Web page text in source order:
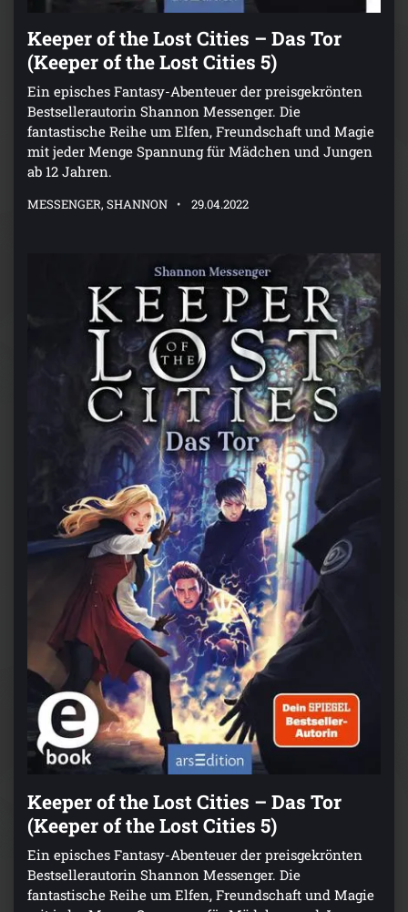
Keeper of the Lost Cities – Das Tor
(Keeper of the Lost Cities 5)
Ein episches Fantasy-Abenteuer der preisgekrönten
Bestsellerautorin Shannon Messenger. Die
fantastische Reihe um Elfen, Freundschaft und Magie
mit jeder Menge Spannung für Mädchen und Jungen
ab 12 Jahren.
MESSENGER, SHANNON 29.04.2022
Keeper of the Lost Cities – Das Tor
(Keeper of the Lost Cities 5)
Ein episches Fantasy-Abenteuer der preisgekrönten
Bestsellerautorin Shannon Messenger. Die
fantastische Reihe um Elfen, Freundschaft und Magie